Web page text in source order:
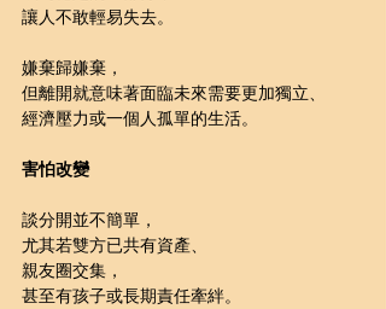
讓人不敢輕易失去。
嫌棄歸嫌棄，
但離開就意味著面臨未來需要更加獨立、
經濟壓力或一個人孤單的生活。
害怕改變
談分開並不簡單，
尤其若雙方已共有資產、
親友圈交集，
甚至有孩子或長期責任牽絆。